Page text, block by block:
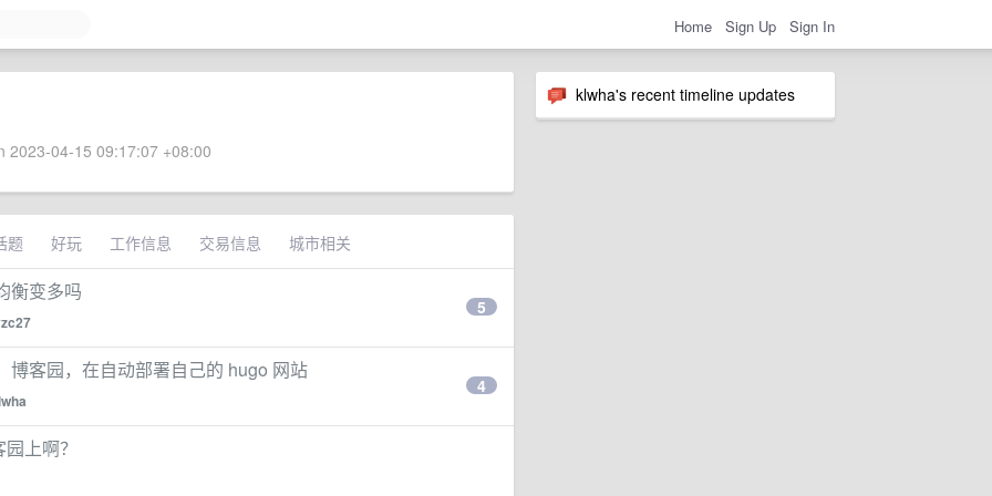
Home Sign Up Sign In
klwha's recent timeline updates
2023-04-15 09:17:07 +08:00
题 好玩 工作信息 交易信息 城市相关
衡变多吗
5
客园，在自动部署自己的 hugo 网站
4
上啊？